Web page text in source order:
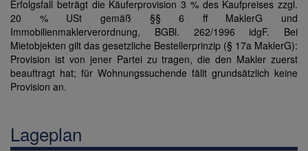
Erfolgsfall beträgt die Käuferprovision 3 % des Kaufpreises zzgl.
20 % USt gemäß §§ 6 ff MaklerG und
Immobilienmaklerverordnung, BGBl. 262/1996 idgF. Bei
Mietobjekten gilt das gesetzliche Bestellerprinzip (§ 17a MaklerG):
Provision ist von jener Partei zu tragen, die den Makler zuerst
beauftragt hat; für Wohnungssuchende fällt grundsätzlich keine
Provision an.
Lageplan